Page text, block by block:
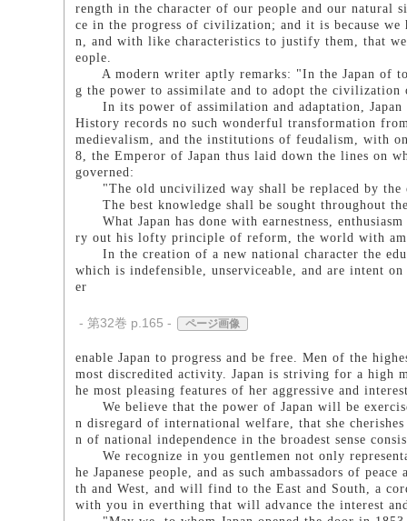
rength in the character of our people and our natural
ce in the progress of civilization; and it is because
n, and with like characteristics to justify them, that
eople.
A modern writer aptly remarks: "In the Japan of
g the power to assimilate and to adopt the
In its power of assimilation and adaptation, Japan
History records no such wonderful transformation
medievalism, and the institutions of feudalism, with
8, the Emperor of Japan thus laid down the lines on
governed:
"The old uncivilized way shall be replaced by the
The best knowledge shall be sought throughout
What Japan has done with earnestness,
ry out his lofty principle of reform, the world with
In the creation of a new national character the
which is indefensible, unserviceable, and are intent
er
- 第32巻 p.165 - ページ画像
enable Japan to progress and be free. Men of the
most discredited activity. Japan is striving for a high
he most pleasing features of her aggressive and
We believe that the power of Japan will be
n disregard of international welfare, that she
n of national independence in the broadest sense
We recognize in you gentlemen not only
he Japanese people, and as such ambassadors of
th and West, and will find to the East and South, a
with you in everthing that will advance the interest